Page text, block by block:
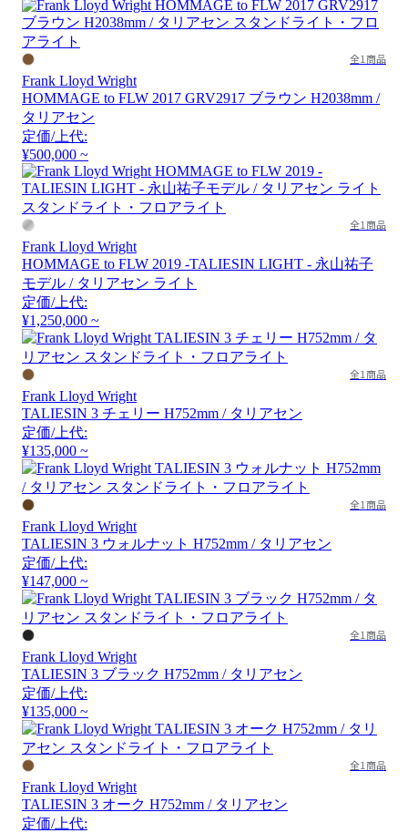
全1商品
Frank Lloyd Wright
HOMMAGE to FLW 2017 GRV2917 ブラウン H2038mm /
タリアセン
定価/上代:
¥500,000 ~
全1商品
Frank Lloyd Wright
HOMMAGE to FLW 2019 -TALIESIN LIGHT - 永山祐子
モデル / タリアセン ライト
定価/上代:
¥1,250,000 ~
全1商品
Frank Lloyd Wright
TALIESIN 3 チェリー H752mm / タリアセン
定価/上代:
¥135,000 ~
全1商品
Frank Lloyd Wright
TALIESIN 3 ウォルナット H752mm / タリアセン
定価/上代:
¥147,000 ~
全1商品
Frank Lloyd Wright
TALIESIN 3 ブラック H752mm / タリアセン
定価/上代:
¥135,000 ~
全1商品
Frank Lloyd Wright
TALIESIN 3 オーク H752mm / タリアセン
定価/上代: